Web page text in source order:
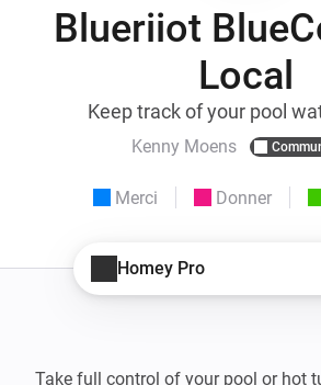
Blueriiot
Local
Keep track of your pool
Kenny Moens
Merci Donner
Homey Pro
Take full control of your pool or hot